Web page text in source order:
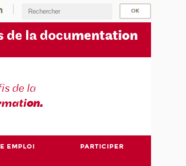
de la documentation
de la
on.
EMPLOI PARTICIPER